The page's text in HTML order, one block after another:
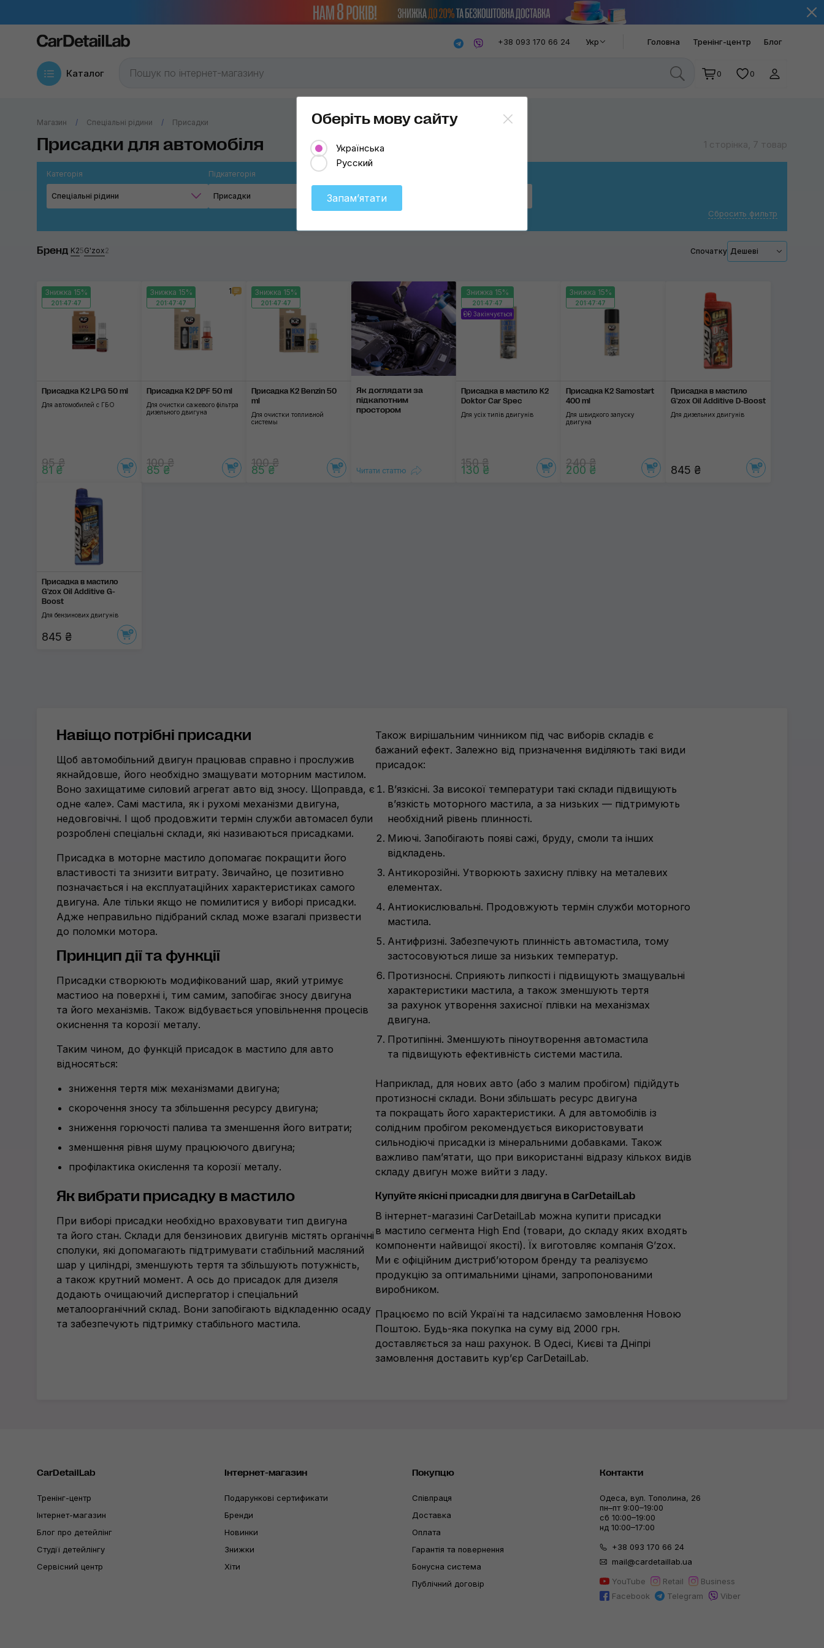
+38 093 170 66 24 Укр Головна Тренінг-центр Блог
Каталог 0 0
Магазин Спеціальні рідини Присадки
Присадки для автомобіля 1 сторінка, 7 товар
Категорія
Спеціальні рідини
Підкатегорія
Присадки Оберіть
Застосувати
Сбросить фильтр
Бренд K25G'zox2 Спочатку Дешеві
Знижка 15%
201:47:46
Присадка K2 LPG 50 ml
Для автомобилей с ГБО
95 ₴
81 ₴
Знижка 15%
201:47:46
1
Присадка K2 DPF 50 ml
Для очистки сажевого фільтра
дизельного двигуна
100 ₴
85 ₴
Знижка 15%
201:47:46
Присадка K2 Benzin 50
ml
Для очистки топливной
системы
100 ₴
85 ₴
Як доглядати за
підкапотним
простором
Читати статтю
Знижка 15%
201:47:46
Закінчується
Присадка в мастило K2
Doktor Car Spec
Для усіх типів двигунів
150 ₴
130 ₴
Знижка 15%
201:47:46
Присадка K2 Samostart
400 ml
Для швидкого запуску
двигуна
240 ₴
200 ₴
Присадка в мастило
G'zox Oil Additive D-Boost
Для дизельних двигунів
845 ₴
Присадка в мастило
G'zox Oil Additive G-
Boost
Для бензинових двигунів
845 ₴
Навіщо потрібні присадки
Щоб автомобільний двигун працював справно і прослужив
якнайдовше, його необхідно змащувати моторним мастилом.
Воно захищатиме силовий агрегат авто від зносу. Щоправда, є
одне «але». Самі мастила, як і рухомі механізми двигуна,
недовговічні. І щоб продовжити термін служби автомасел були
розроблені спеціальні склади, які називаються присадками.
Присадка в моторне мастило допомагає покращити його
властивості та знизити витрату. Звичайно, це позитивно
позначається і на експлуатаційних характеристиках самого
двигуна. Але тільки якщо не помилитися у виборі присадки.
Адже неправильно підібраний склад може взагалі призвести
до поломки мотора.
Принцип дії та функції
Присадки створюють модифікований шар, який утримує
мастиоо на поверхні і, тим самим, запобігає зносу двигуна
та його механізмів. Також відбувається уповільнення процесів
окиснення та корозії металу.
Таким чином, до функцій присадок в мастило для авто
відносяться:
зниження тертя між механізмами двигуна;
скорочення зносу та збільшення ресурсу двигуна;
зниження горючості палива та зменшення його витрати;
зменшення рівня шуму працюючого двигуна;
профілактика окислення та корозії металу.
Як вибрати присадку в мастило
При виборі присадки необхідно враховувати тип двигуна
та його стан. Склади для бензинових двигунів містять органічні
сполуки, які допомагають підтримувати стабільний масляний
шар у циліндрі, зменшують тертя та збільшують потужність,
а також крутний момент. А ось до присадок для дизеля
додають очищаючий диспергатор і спеціальний
металоорганічний склад. Вони запобігають відкладенню осаду
та забезпечують підтримку стабільного мастила.
Також вирішальним чинником під час виборів складів є
бажаний ефект. Залежно від призначення виділяють такі види
присадок:
В’язкісні. За високої температури такі склади підвищують
в’язкість моторного мастила, а за низьких — підтримують
необхідний рівень плинності.
Миючі. Запобігають появі сажі, бруду, смоли та інших
відкладень.
Антикорозійні. Утворюють захисну плівку на металевих
елементах.
Антиокислювальні. Продовжують термін служби моторного
мастила.
Антифризні. Забезпечують плинність автомастила, тому
застосовуються лише за низьких температур.
Протизносні. Сприяють липкості і підвищують змащувальні
характеристики мастила, а також зменшують тертя
за рахунок утворення захисної плівки на механізмах
двигуна.
Протипінні. Зменшують піноутворення автомастила
та підвищують ефективність системи мастила.
Наприклад, для нових авто (або з малим пробігом) підійдуть
протизносні склади. Вони збільшать ресурс двигуна
та покращать його характеристики. А для автомобілів із
солідним пробігом рекомендується використовувати
сильнодіючі присадки із мінеральними добавками. Також
важливо пам’ятати, що при використанні відразу кількох видів
складу двигун може вийти з ладу.
Купуйте якісні присадки для двигуна в CarDetailLab
В інтернет-магазині CarDetailLab можна купити присадки
в мастило сегмента High End (товари, до складу яких входять
компоненти найвищої якості). Їх виготовляє компанія G’zox.
Ми є офіційним дистриб’ютором бренду та реалізуємо
продукцію за оптимальними цінами, запропонованими
виробником.
Працюємо по всій Україні та надсилаємо замовлення Новою
Поштою. Будь-яка покупка на суму від 2000 грн.
доставляється за наш рахунок. В Одесі, Києві та Дніпрі
замовлення доставить кур’єр CarDetailLab.
CarDetailLab
Тренінг-центр
Інтернет-магазин
Блог про детейлінг
Студії детейлінгу
Сервісний центр
Інтернет-магазин
Подарункові сертификати
Бренди
Новинки
Знижки
Хіти
Покупцю
Співпраця
Доставка
Оплата
Гарантія та повернення
Бонусна система
Публічний договір
Контакти
Одеса, вул. Тополина, 26
пн–пт 9:00–19:00
сб 10:00–19:00
нд 10:00–17:00
+38 093 170 66 24
mail@cardetaillab.ua
YouTube
Retail
Business
Facebook
Telegram Viber
Оберіть мову сайту
Українська
Русский
Запамʼятати